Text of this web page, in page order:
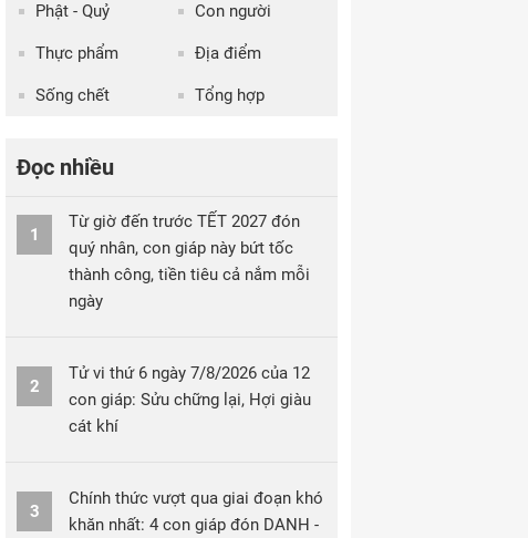
Phật - Quỷ Con người
Thực phẩm Địa điểm
Sống chết Tổng hợp
Đọc nhiều
1
Từ giờ đến trước TẾT 2027 đón
quý nhân, con giáp này bứt tốc
thành công, tiền tiêu cả nắm mỗi
ngày
2
Tử vi thứ 6 ngày 7/8/2026 của 12
con giáp: Sửu chững lại, Hợi giàu
cát khí
3
Chính thức vượt qua giai đoạn khó
khăn nhất: 4 con giáp đón DANH -